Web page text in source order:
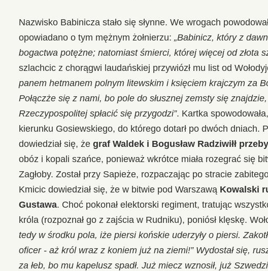
Nazwisko Babinicza stało się słynne. We wrogach
opowiadano o tym mężnym żołnierzu: „Babinicz, który z
bogactwa potężne; natomiast śmierci, której więcej od złota
szlachcic z chorągwi laudańskiej przywiózł mu list od
panem hetmanem polnym litewskim i księciem krajczym za
Połączże się z nami, bo pole do słusznej zemsty się
Rzeczypospolitej spłacić się przygodzi”. Kartka
kierunku Gosiewskiego, do którego dotarł po dwóch dniach.
dowiedział się, że graf Waldek i Bogusław Radziwiłł
obóz i kopali szańce, ponieważ wkrótce miała rozegrać się
Zagłoby. Został przy Sapieże, rozpaczając po stracie
Kmicic dowiedział się, że w bitwie pod Warszawą Kowalski
Gustawa. Choć pokonał elektorski regiment, tratując
króla (rozpoznał go z zajścia w Rudniku), poniósł klęskę.
tedy w środku pola, iże piersi końskie uderzyły o piersi.
oficer - aż król wraz z koniem już na ziemi!” Wydostał się,
za łeb, bo mu kapelusz spadł. Już miecz wznosił, już